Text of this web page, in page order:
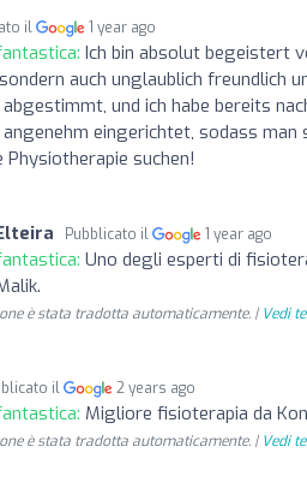
il 1 year ago
Ich bin absolut begeistert
auch unglaublich freundlich
und ich habe bereits
angenehm eingerichtet, sodass
suchen!
Pubblicato il 1 year ago
Uno degli esperti di
è stata tradotta automaticamente. | Vedi
il 2 years ago
Migliore fisioterapia da
è stata tradotta automaticamente. | Vedi